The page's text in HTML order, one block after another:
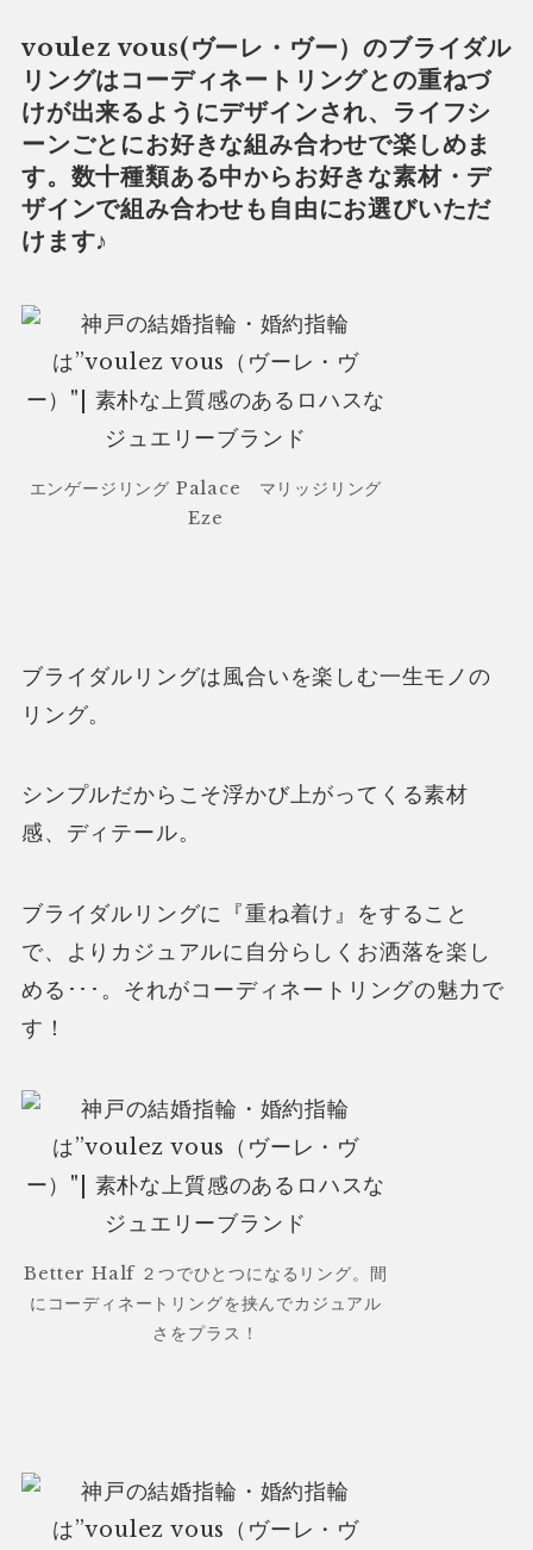
voulez vous(ヴーレ・ヴー）のブライダル
リングはコーディネートリングとの重ねづ
けが出来るようにデザインされ、ライフシ
ーンごとにお好きな組み合わせで楽しめま
す。数十種類ある中からお好きな素材・デ
ザインで組み合わせも自由にお選びいただ
けます♪
エンゲージリング Palace マリッジリング
Eze
ブライダルリングは風合いを楽しむ一生モノの
リング。
シンプルだからこそ浮かび上がってくる素材
感、ディテール。
ブライダルリングに『重ね着け』をすること
で、よりカジュアルに自分らしくお洒落を楽し
める･･･。それがコーディネートリングの魅力で
す！
Better Half ２つでひとつになるリング。間
にコーディネートリングを挟んでカジュアル
さをプラス！